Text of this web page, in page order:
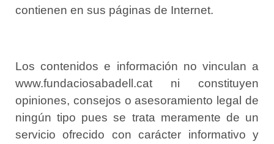
contienen en sus páginas de Internet.
Los contenidos e información no vinculan a
www.fundaciosabadell.cat ni constituyen
opiniones, consejos o asesoramiento legal de
ningún tipo pues se trata meramente de un
servicio ofrecido con carácter informativo y